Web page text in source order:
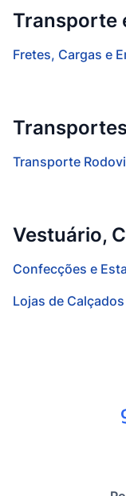
Transporte
Fretes, Cargas e
Transporte
Vestuário,
Confecções e
Lojas de Calçados